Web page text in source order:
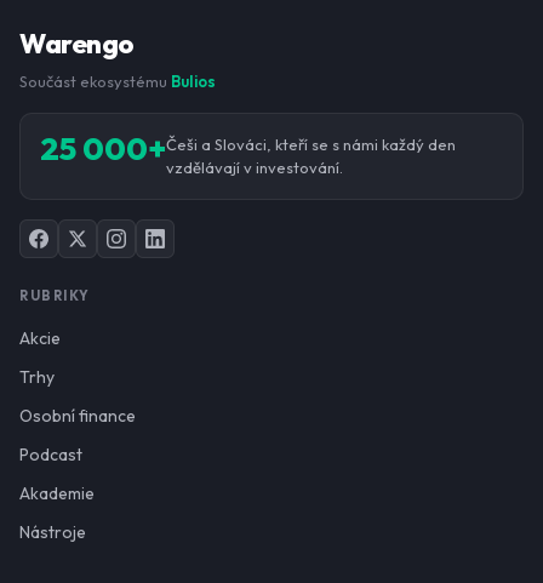
Warengo
Součást ekosystému Bulios
25 000+Češi a Slováci, kteří se s námi každý den
vzdělávají v investování.
RUBRIKY
Akcie
Trhy
Osobní finance
Podcast
Akademie
Nástroje